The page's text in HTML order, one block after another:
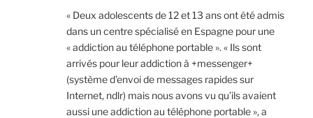
« Deux adolescents de 12 et 13 ans ont été admis
dans un centre spécialisé en Espagne pour une
« addiction au téléphone portable ». « Ils sont
arrivés pour leur addiction à +messenger+
(système d’envoi de messages rapides sur
Internet, ndlr) mais nous avons vu qu’ils avaient
aussi une addiction au téléphone portable », a